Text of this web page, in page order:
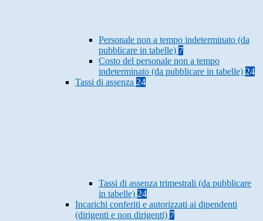
Personale non a tempo indeterminato (da
pubblicare in tabelle) 7
Costo del personale non a tempo
indeterminato (da pubblicare in tabelle) 24
Tassi di assenza 24
Tassi di assenza trimestrali (da pubblicare
in tabelle) 24
Incarichi conferiti e autorizzati ai dipendenti
(dirigenti e non dirigenti) 7